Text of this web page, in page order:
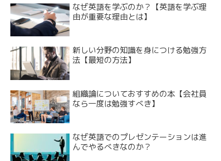
なぜ英語を学ぶのか？【英語を学ぶ理
由が重要な理由とは】
新しい分野の知識を身につける勉強方
法【最短の方法】
組織論についておすすめの本【会社員
なら一度は勉強すべき】
なぜ英語でのプレゼンテーションは進
んでやるべきなのか？